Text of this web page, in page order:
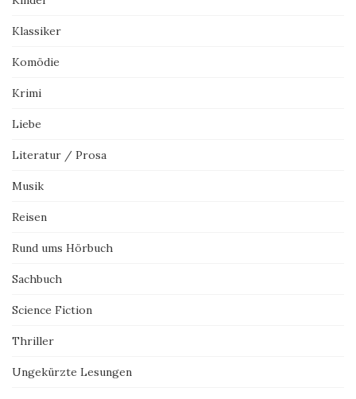
Klassiker
Komödie
Krimi
Liebe
Literatur / Prosa
Musik
Reisen
Rund ums Hörbuch
Sachbuch
Science Fiction
Thriller
Ungekürzte Lesungen